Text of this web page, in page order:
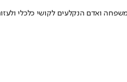
משפחה ואדם הנקלעים לקושי כלכלי